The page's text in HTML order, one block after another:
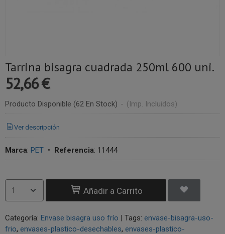
Tarrina bisagra cuadrada 250ml 600 uni.
52,66 €
Producto Disponible (62 En Stock) - (Imp. Incluidos)
Ver descripción
Marca: PET • Referencia: 11444
Añadir a Carrito
Categoría: Envase bisagra uso frío | Tags: envase-bisagra-uso-
frio envases-plastico-desechables envases-plastico-